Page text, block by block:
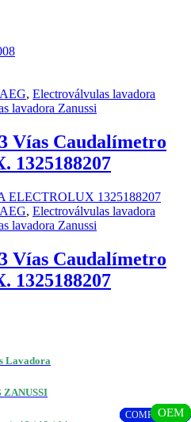
OEM
OEM
OEM
OEM
OEM
COMPATIBLE
COMPATIBLE
OEM
OEM
COMPATIBLE
OEM
OEM
COMPATIBLE
OEM
COMPATIBLE
COMPATIBLE
OEM
OEM
, Electroválvulas lavadora
lavadora Zanussi
Vías Caudalímetro
1325188207
OEM
, Electroválvulas lavadora
lavadora Zanussi
Vías Caudalímetro
1325188207
Lavadora
OEM